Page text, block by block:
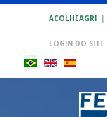
ACOLHEAGRI |
LOGIN DO SITE